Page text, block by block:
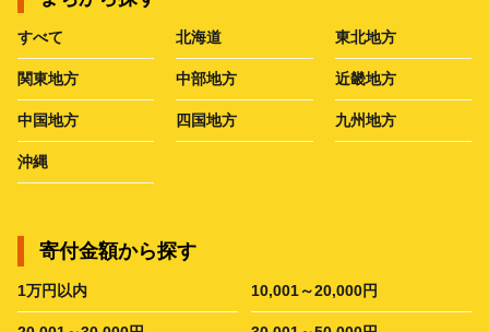
すべて 北海道 東北地方
関東地方 中部地方 近畿地方
中国地方 四国地方 九州地方
沖縄
寄付金額から探す
1万円以内 10,001～20,000円